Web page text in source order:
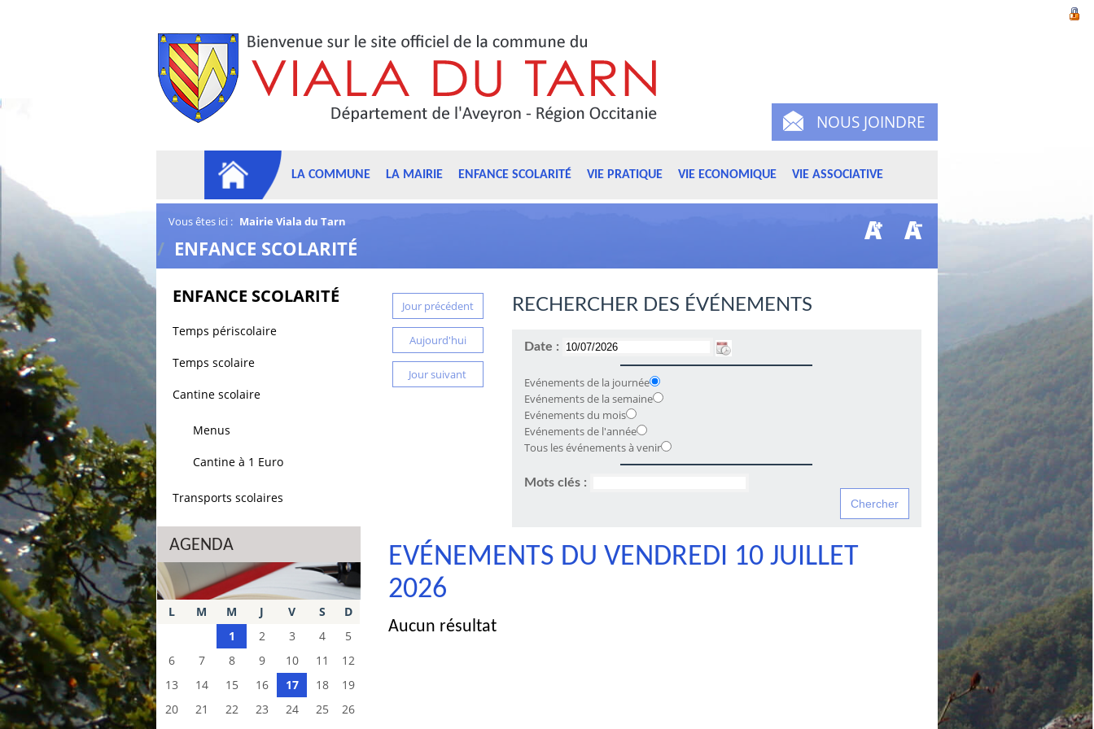
NOUS JOINDRE
LA COMMUNE LA MAIRIE ENFANCE SCOLARITÉ VIE PRATIQUE VIE ECONOMIQUE VIE ASSOCIATIVE
Vous êtes ici : Mairie Viala du Tarn
/ ENFANCE SCOLARITÉ
ENFANCE SCOLARITÉ
Temps périscolaire
Temps scolaire
Cantine scolaire
Menus
Cantine à 1 Euro
Transports scolaires
AGENDA
L M M J V S
D
1
2 3 4
5
6
7 8 9 10 11
12
13
14 15 16 17 18
19
20
21 22 23 24 25
26
Jour précédent
Aujourd'hui
Jour suivant
RECHERCHER DES ÉVÉNEMENTS
Date :
Evénements de la journée
Evénements de la semaine
Evénements du mois
Evénements de l'année
Tous les événements à venir
Mots clés :
EVÉNEMENTS DU VENDREDI 10 JUILLET
2026
Aucun résultat